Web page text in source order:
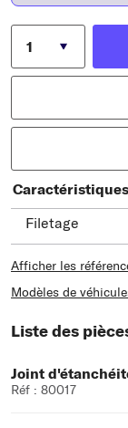
Filetage
Afficher les
Modèles de
Liste des
Joint
Réf : 80017